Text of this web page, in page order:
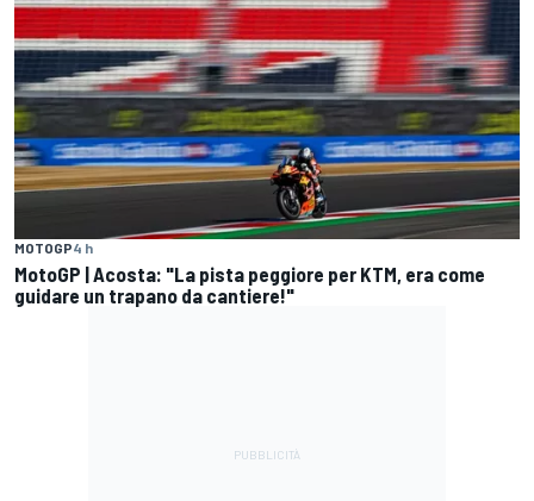
MOTOGP4 h
MotoGP | Acosta: "La pista peggiore per KTM, era come
guidare un trapano da cantiere!"